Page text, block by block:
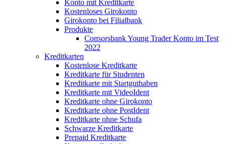
Konto mit Kreditkarte
Kostenloses Girokonto
Girokonto bei Filialbank
Produkte
Consorsbank Young Trader Konto im Test
2022
Kreditkarten
Kostenlose Kreditkarte
Kreditkarte für Studenten
Kreditkarte mit Startguthaben
Kreditkarte mit VideoIdent
Kreditkarte ohne Girokonto
Kreditkarte ohne PostIdent
Kreditkarte ohne Schufa
Schwarze Kreditkarte
Prepaid Kreditkarte